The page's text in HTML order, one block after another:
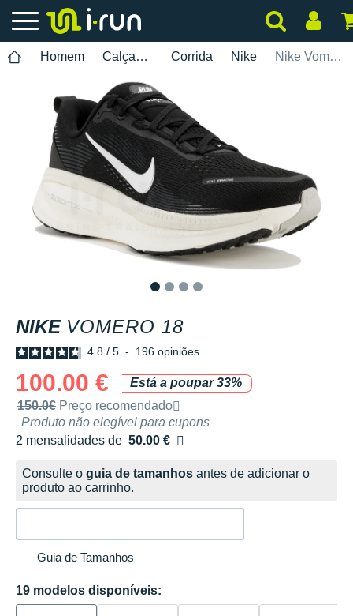
Homem Calçados Corrida Nike Nike Vomero 18
NIKE VOMERO 18
4.8 / 5 - 196 opiniões
100.00 €
Está a poupar 33%
Preço de venda recomendado pela marca
150.0€ Preço recomendado
Produto não elegível para cupons
2 mensalidades de 50.00 €
sem custos
Consulte o guia de tamanhos antes de adicionar o
produto ao carrinho.
Guia de Tamanhos
19 modelos disponíveis: